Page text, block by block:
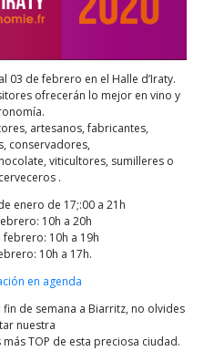
03 de febrero en el Halle d’Iraty.
ofrecerán lo mejor en vino y
artesanos, fabricantes,
conservadores,
viticultores, sumilleres o
.
enero de 17;:00 a 21h
10h a 20h
10h a 19h
10h a 17h.
en agenda
de semana a Biarritz, no olvides
nuestra
TOP de esta preciosa ciudad.